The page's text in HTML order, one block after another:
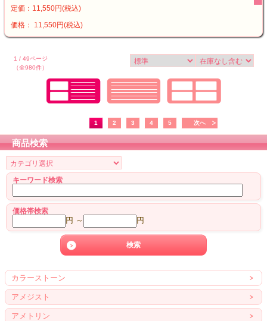
定価：11,550円(税込)
価格： 11,550円(税込)
1 / 49ページ
（全980件）
1 2 3 4 5 次へ
商品検索
キーワード検索
価格帯検索
円 ～ 円
カラーストーン
アメジスト
アメトリン